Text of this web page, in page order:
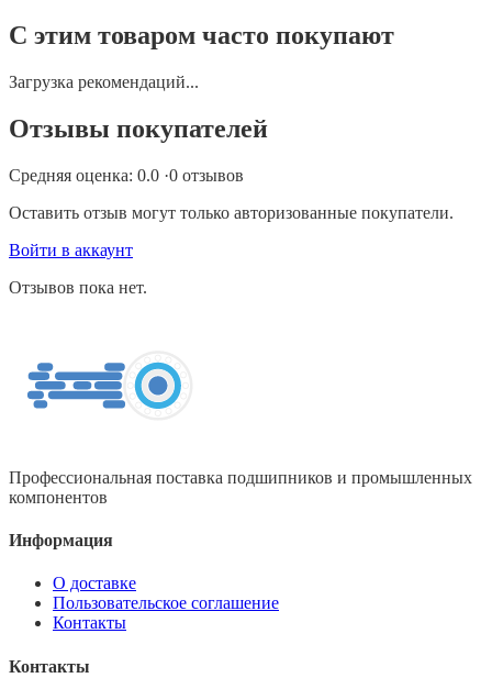
С этим товаром часто покупают
Загрузка рекомендаций...
Отзывы покупателей
Средняя оценка: 0.0 ·0 отзывов
Оставить отзыв могут только авторизованные покупатели.
Войти в аккаунт
Отзывов пока нет.
Профессиональная поставка подшипников и промышленных
компонентов
Информация
О доставке
Пользовательское соглашение
Контакты
Контакты